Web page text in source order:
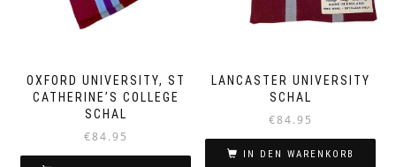
OXFORD UNIVERSITY, ST
CATHERINE’S COLLEGE
SCHAL
€84.95
LANCASTER UNIVERSITY
SCHAL
€84.95
IN DEN WARENKORB